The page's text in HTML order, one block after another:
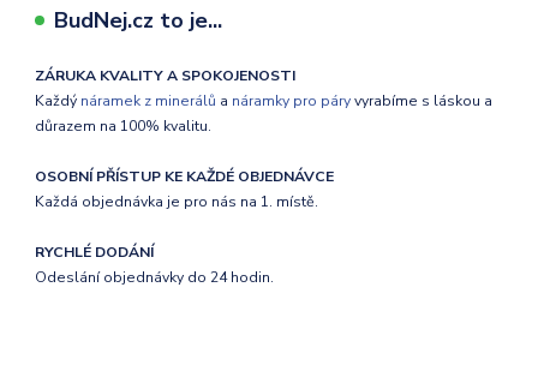
BudNej.cz to je...
ZÁRUKA KVALITY A SPOKOJENOSTI
Každý náramek z minerálů a náramky pro páryvyrabíme s láskou a
důrazem na 100% kvalitu.
OSOBNÍ PŘÍSTUP KE KAŽDÉ OBJEDNÁVCE
Každá objednávka je pro nás na 1. místě.
RYCHLÉ DODÁNÍ
Odeslání objednávky do 24 hodin.